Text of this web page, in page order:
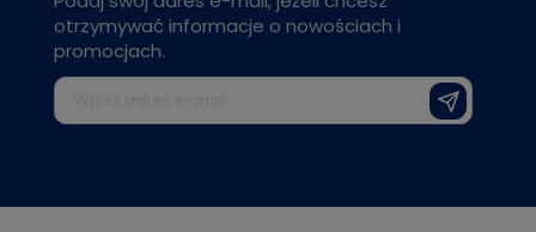
otrzymywać informacje o nowościach i
promocjach.